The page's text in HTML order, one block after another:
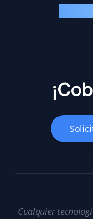
Cualquier